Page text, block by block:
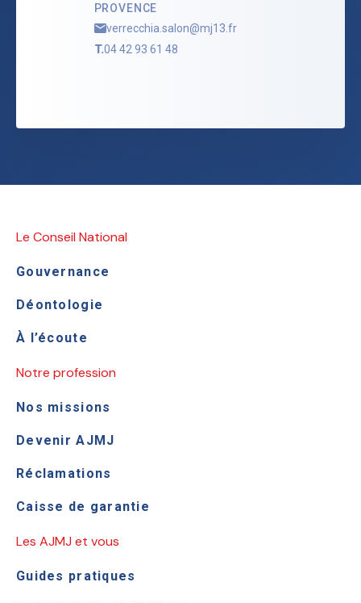
PROVENCE
verrecchia.salon@mj13.fr
T.04 42 93 61 48
Le Conseil National
Gouvernance
Déontologie
À l’écoute
Notre profession
Nos missions
Devenir AJMJ
Réclamations
Caisse de garantie
Les AJMJ et vous
Guides pratiques